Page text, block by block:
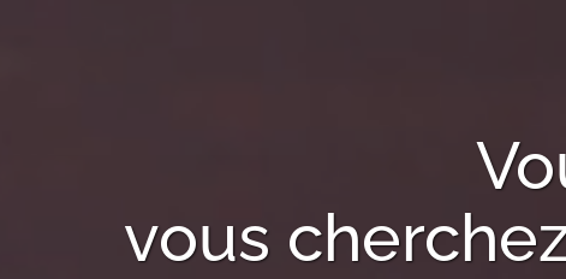
vous